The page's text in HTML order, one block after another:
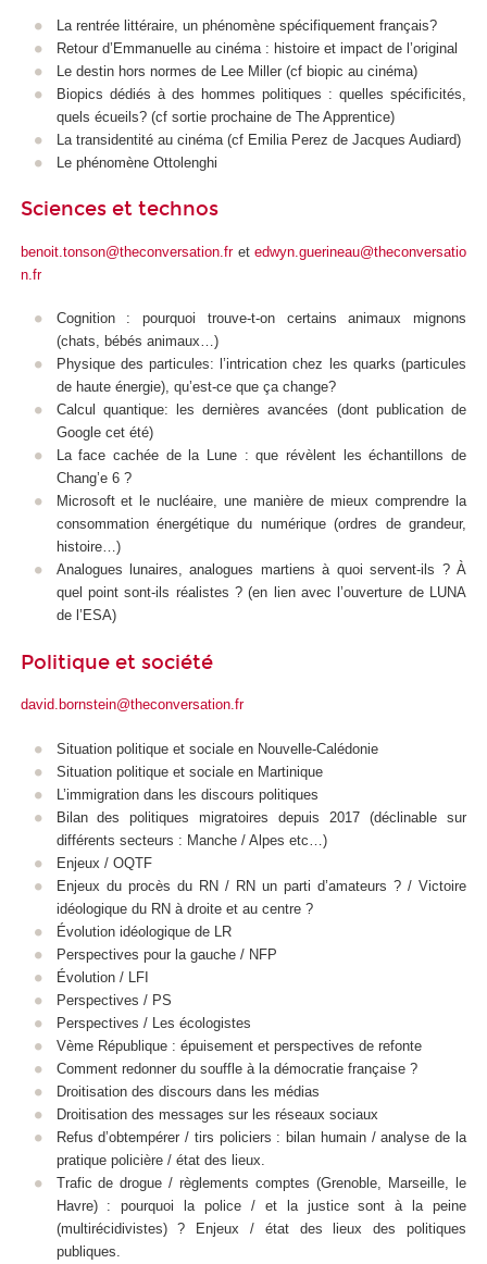
La rentrée littéraire, un phénomène spécifiquement français?
Retour d’Emmanuelle au cinéma : histoire et impact de l’original
Le destin hors normes de Lee Miller (cf biopic au cinéma)
Biopics dédiés à des hommes politiques : quelles spécificités,
quels écueils? (cf sortie prochaine de The Apprentice)
La transidentité au cinéma (cf Emilia Perez de Jacques Audiard)
Le phénomène Ottolenghi
Sciences et technos
benoit.tonson@theconversation.fret edwyn.guerineau@theconversatio
n.fr
Cognition : pourquoi trouve-t-on certains animaux mignons
(chats, bébés animaux…)
Physique des particules: l’intrication chez les quarks (particules
de haute énergie), qu’est-ce que ça change?
Calcul quantique: les dernières avancées (dont publication de
Google cet été)
La face cachée de la Lune : que révèlent les échantillons de
Chang’e 6 ?
Microsoft et le nucléaire, une manière de mieux comprendre la
consommation énergétique du numérique (ordres de grandeur,
histoire…)
Analogues lunaires, analogues martiens à quoi servent-ils ? À
quel point sont-ils réalistes ? (en lien avec l’ouverture de LUNA
de l’ESA)
Politique et société
david.bornstein@theconversation.fr
Situation politique et sociale en Nouvelle-Calédonie
Situation politique et sociale en Martinique
L’immigration dans les discours politiques
Bilan des politiques migratoires depuis 2017 (déclinable sur
différents secteurs : Manche / Alpes etc…)
Enjeux / OQTF
Enjeux du procès du RN / RN un parti d’amateurs ? / Victoire
idéologique du RN à droite et au centre ?
Évolution idéologique de LR
Perspectives pour la gauche / NFP
Évolution / LFI
Perspectives / PS
Perspectives / Les écologistes
Vème République : épuisement et perspectives de refonte
Comment redonner du souffle à la démocratie française ?
Droitisation des discours dans les médias
Droitisation des messages sur les réseaux sociaux
Refus d’obtempérer / tirs policiers : bilan humain / analyse de la
pratique policière / état des lieux.
Trafic de drogue / règlements comptes (Grenoble, Marseille, le
Havre) : pourquoi la police / et la justice sont à la peine
(multirécidivistes) ? Enjeux / état des lieux des politiques
publiques.